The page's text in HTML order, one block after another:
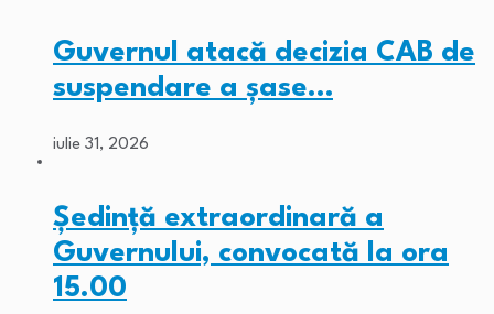
Guvernul atacă decizia CAB de
suspendare a șase…
iulie 31, 2026
Ședință extraordinară a
Guvernului, convocată la ora
15.00